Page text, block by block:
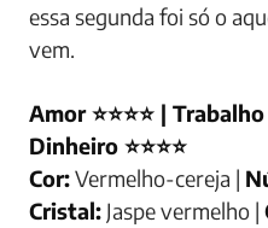
essa segunda foi só o
vem.
Amor ⭐⭐⭐⭐ | Trabalho
Dinheiro ⭐⭐⭐⭐
Cor:Vermelho-cereja |
Cristal: Jaspe vermelho |